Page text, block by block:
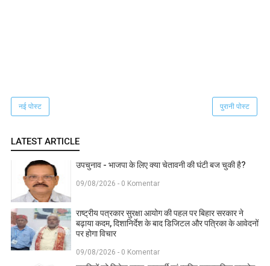
नई पोस्ट पुरानी पोस्ट
LATEST ARTICLE
उपचुनाव - भाजपा के लिए क्या चेतावनी की घंटी बज चुकी है?
09/08/2026 - 0 Komentar
राष्ट्रीय पत्रकार सुरक्षा आयोग की पहल पर बिहार सरकार ने
बढ़ाया कदम, दिशानिर्देश के बाद डिजिटल और पत्रिका के आवेदनों
पर होगा विचार
09/08/2026 - 0 Komentar